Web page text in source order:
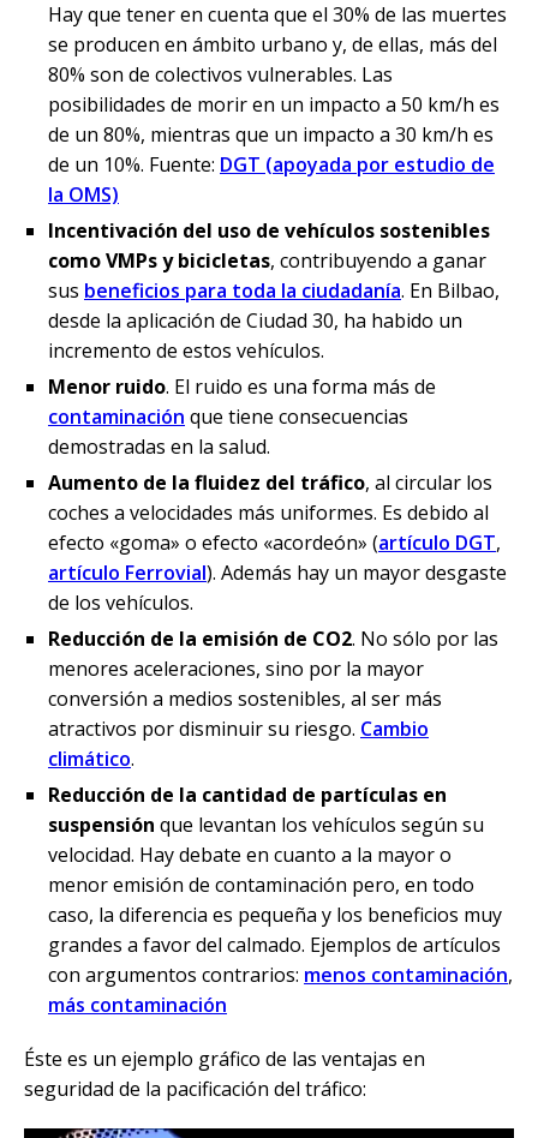
Hay que tener en cuenta que el 30% de las muertes
se producen en ámbito urbano y, de ellas, más del
80% son de colectivos vulnerables. Las
posibilidades de morir en un impacto a 50 km/h es
de un 80%, mientras que un impacto a 30 km/h es
de un 10%. Fuente: DGT (apoyada por estudio de
la OMS)
Incentivación del uso de vehículos sostenibles
como VMPs y bicicletas, contribuyendo a ganar
sus beneficios para toda la ciudadanía. En Bilbao,
desde la aplicación de Ciudad 30, ha habido un
incremento de estos vehículos.
Menor ruido. El ruido es una forma más de
contaminación que tiene consecuencias
demostradas en la salud.
Aumento de la fluidez del tráfico, al circular los
coches a velocidades más uniformes. Es debido al
efecto «goma» o efecto «acordeón» (artículo DGT,
artículo Ferrovial). Además hay un mayor desgaste
de los vehículos.
Reducción de la emisión de CO2. No sólo por las
menores aceleraciones, sino por la mayor
conversión a medios sostenibles, al ser más
atractivos por disminuir su riesgo. Cambio
climático.
Reducción de la cantidad de partículas en
suspensión que levantan los vehículos según su
velocidad. Hay debate en cuanto a la mayor o
menor emisión de contaminación pero, en todo
caso, la diferencia es pequeña y los beneficios muy
grandes a favor del calmado. Ejemplos de artículos
con argumentos contrarios: menos contaminación,
más contaminación
Éste es un ejemplo gráfico de las ventajas en
seguridad de la pacificación del tráfico: